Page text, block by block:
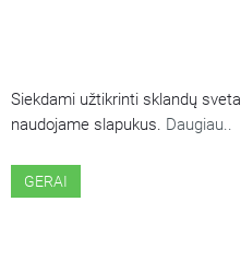
Siekdami užtikrinti sklandų
naudojame slapukus. Daugiau..
GERAI